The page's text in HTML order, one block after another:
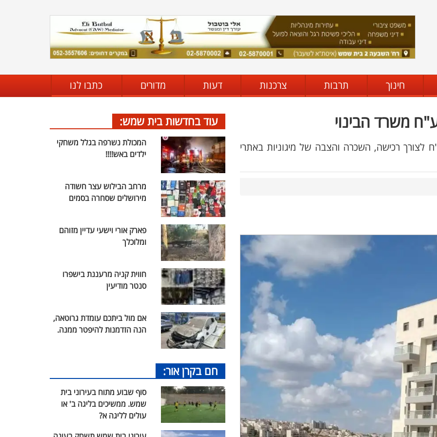
חינוך תרבות צרכנות דעות מדורים כתבו לנו
ע"ח משרד הבינוי
השיכון אישר מענק על סך 50,000 ש"ח לצורך רכישה, השכרה והצבה של מיגוניות באתרי
עוד בחדשות בית שמש:
המכולת נשרפה בגלל משחקי
ילדים באש!!!!
מרחב הבילוש עצר חשודה
מירושלים שסחרה בסמים
פארק אורי וישעי עדיין מזוהם
ומלוכלך
חווית קניה מרעננת בישפרו
סנטר מודיעין
אם מול ביתכם עומדת גרוטאה,
הנה הזדמנות להיפטר ממנה.
חם בקרן אור:
סוף שבוע מתוח בעירוני בית
שמש. ממשיכים בליגה ב' או
עולים לליגה א?